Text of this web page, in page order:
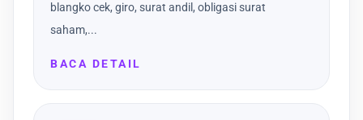
blangko cek, giro, surat andil, obligasi surat
saham,...
BACA DETAIL